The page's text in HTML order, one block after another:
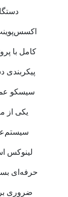
پیکربندی
سیسکو
یکی از
لینوکس
حرفه‌ای
ضروری